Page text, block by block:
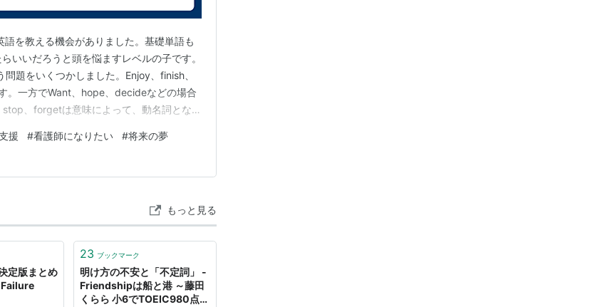
を教える機会がありました。基礎単語も
いいだろうと頭を悩ますレベルの子です。
題をいくつかしました。Enjoy、finish、
。一方でWant、hope、decideなどの場合
、forgetは意味によって、動名詞となる
？と問いました。t…
援 #看護師になりたい #将来の夢
もっと見る
定版まとめ
23 ブックマーク
明け方の不安と「不定詞」 -
Friendshipは船と港 ～藤田
くらら 小6でTOEIC980点ま